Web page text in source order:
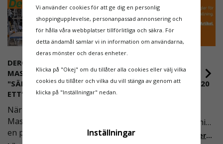
DEROME
MASKINUTHYRNING -
"SÄKERHET ÄR ALLTID PRIO
ETT"
När Derome
Maskinuthyrning behövde
en pålitlig partner inom
RULLSTÄLLNING -
AFS2023:9 & EN1004:2020
våra regler för rullställning
i Sverige slappare än de Läs mer om de nya reglerna!
Vi använder cookies för att ge dig en personlig
shoppingupplevelse, personanpassad annonsering och
för hålla våra webbplatser tillförlitliga och säkra. För
detta ändamål samlar vi in information om användarna,
deras mönster och deras enheter.
Klicka på "Okej" om du tillåter alla cookies eller välj vilka
cookies du tillåter och vilka du vill stänga av genom att
klicka på "Inställningar" nedan.
Inställningar